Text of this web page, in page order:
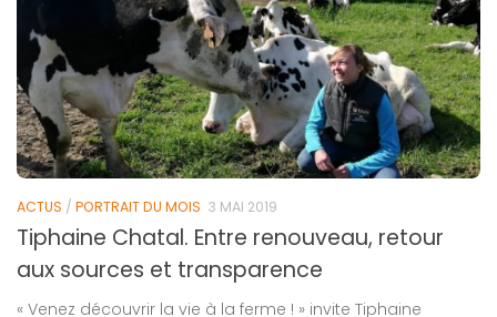
ACTUS / PORTRAIT DU MOIS 3 MAI 2019
Tiphaine Chatal. Entre renouveau, retour
aux sources et transparence
« Venez découvrir la vie à la ferme ! » invite Tiphaine